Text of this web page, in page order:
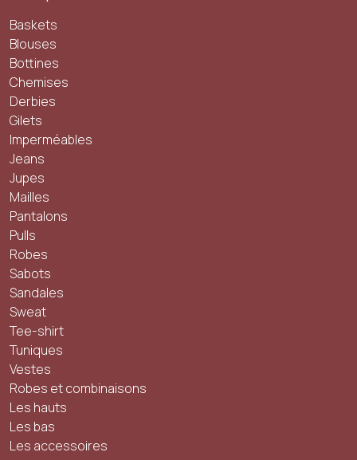
Baskets
Blouses
Bottines
Chemises
Derbies
Gilets
Imperméables
Jeans
Jupes
Mailles
Pantalons
Pulls
Robes
Sabots
Sandales
Sweat
Tee-shirt
Tuniques
Vestes
Robes et combinaisons
Les hauts
Les bas
Les accessoires